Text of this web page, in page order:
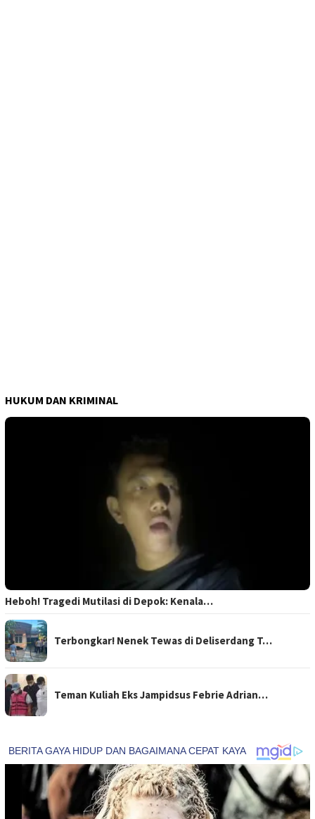
HUKUM DAN KRIMINAL
Heboh! Tragedi Mutilasi di Depok: Kenala…
Terbongkar! Nenek Tewas di Deliserdang T…
Teman Kuliah Eks Jampidsus Febrie Adrian…